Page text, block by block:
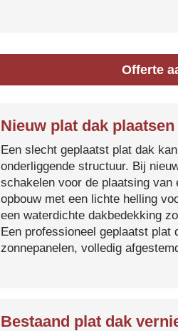
Offerte
Nieuw plat dak plaatsen
Een slecht geplaatst plat dak
onderliggende structuur. Bij
schakelen voor de plaatsing van
opbouw met een lichte helling
een waterdichte dakbedekking
Een professioneel geplaatst plat
zonnepanelen, volledig
Bestaand plat dak